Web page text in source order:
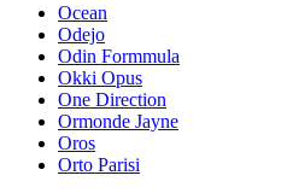
Ocean
Odejo
Odin Formmula
Okki Opus
One Direction
Ormonde Jayne
Oros
Orto Parisi